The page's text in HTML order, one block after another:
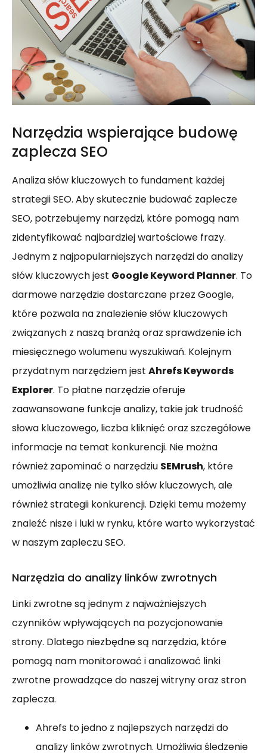
Narzędzia wspierające budowę
zaplecza SEO
Analiza słów kluczowych to fundament każdej
strategii SEO. Aby skutecznie budować zaplecze
SEO, potrzebujemy narzędzi, które pomogą nam
zidentyfikować najbardziej wartościowe frazy.
Jednym z najpopularniejszych narzędzi do analizy
słów kluczowych jest Google Keyword Planner. To
darmowe narzędzie dostarczane przez Google,
które pozwala na znalezienie słów kluczowych
związanych z naszą branżą oraz sprawdzenie ich
miesięcznego wolumenu wyszukiwań. Kolejnym
przydatnym narzędziem jest Ahrefs Keywords
Explorer. To płatne narzędzie oferuje
zaawansowane funkcje analizy, takie jak trudność
słowa kluczowego, liczba kliknięć oraz szczegółowe
informacje na temat konkurencji. Nie można
również zapominać o narzędziu SEMrush, które
umożliwia analizę nie tylko słów kluczowych, ale
również strategii konkurencji. Dzięki temu możemy
znaleźć nisze i luki w rynku, które warto wykorzystać
w naszym zapleczu SEO.
Narzędzia do analizy linków zwrotnych
Linki zwrotne są jednym z najważniejszych
czynników wpływających na pozycjonowanie
strony. Dlatego niezbędne są narzędzia, które
pomogą nam monitorować i analizować linki
zwrotne prowadzące do naszej witryny oraz stron
zaplecza.
Ahrefs to jedno z najlepszych narzędzi do
analizy linków zwrotnych. Umożliwia śledzenie